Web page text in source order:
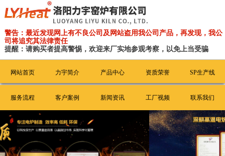
警告：最近发现网上有不良公司及网站盗用我公司产品，再发现，我公
司将追究其法律责任
提醒：请购买者提高警惕，欢迎来厂实地参观考察，以免上当受骗
网站首页 力宇简介 产品中心 资质荣誉 SP生产线
服务流程 客户案例 新闻资讯 工厂视频 联系我们